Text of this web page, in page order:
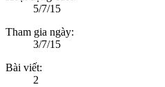
5/7/15
Tham gia ngày:
3/7/15
Bài viết:
2